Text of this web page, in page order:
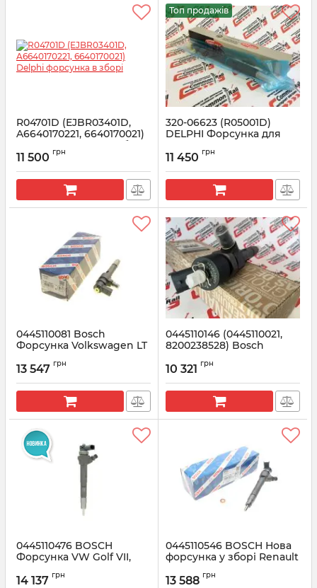
R04701D (EJBR03401D,
A6640170221, 6640170021)
Delphi форсунка в зборі
Артикул: R04701D
11 500 грн
Топ продажів
320-06623 (R05001D)
DELPHI Форсунка для
Артикул: R05001D
11 450 грн
0445110081 Bosсh
Форсунка Volkswagen LT
Артикул: 0445110081
13 547 грн
0445110146 (0445110021,
8200238528) Bosch
1.9 DCI
Артикул: 0445110146
10 321 грн
0445110476 BOSCH
Форсунка VW Golf VII,
Артикул: 0445110476
14 137 грн
0445110546 BOSCH Нова
форсунка у зборі Renault
Артикул: 0445110546
13 588 грн